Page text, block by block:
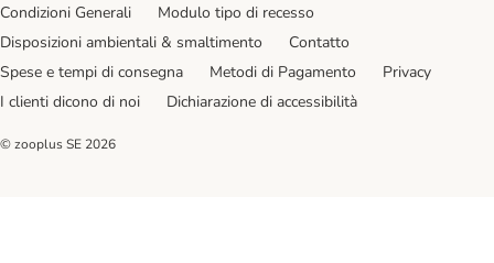
Condizioni Generali
Modulo tipo di recesso
Disposizioni ambientali & smaltimento
Contatto
Spese e tempi di consegna
Metodi di Pagamento
Privacy
I clienti dicono di noi
Dichiarazione di accessibilità
© zooplus SE 2026